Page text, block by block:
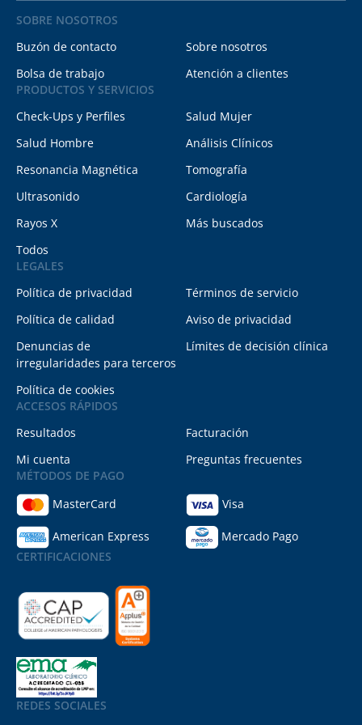
SOBRE NOSOTROS
Buzón de contacto
Sobre nosotros
Bolsa de trabajo
Atención a clientes
PRODUCTOS Y SERVICIOS
Check-Ups y Perfiles
Salud Mujer
Salud Hombre
Análisis Clínicos
Resonancia Magnética
Tomografía
Ultrasonido
Cardiología
Rayos X
Más buscados
Todos
LEGALES
Política de privacidad
Términos de servicio
Política de calidad
Aviso de privacidad
Denuncias de
irregularidades para terceros
Límites de decisión clínica
Política de cookies
ACCESOS RÁPIDOS
Resultados
Facturación
Mi cuenta
Preguntas frecuentes
MÉTODOS DE PAGO
MasterCard
Visa
American Express
Mercado Pago
CERTIFICACIONES
REDES SOCIALES